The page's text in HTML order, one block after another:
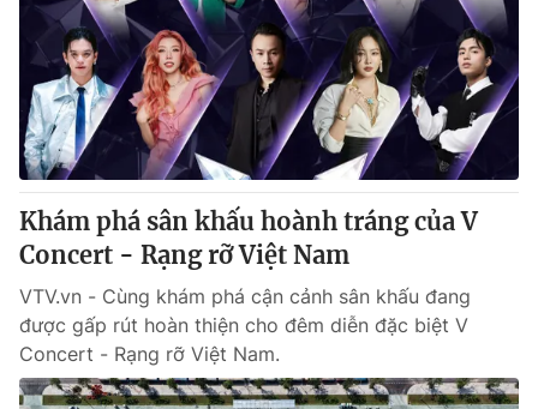
Khám phá sân khấu hoành tráng của V
Concert - Rạng rỡ Việt Nam
VTV.vn - Cùng khám phá cận cảnh sân khấu đang
được gấp rút hoàn thiện cho đêm diễn đặc biệt V
Concert - Rạng rỡ Việt Nam.